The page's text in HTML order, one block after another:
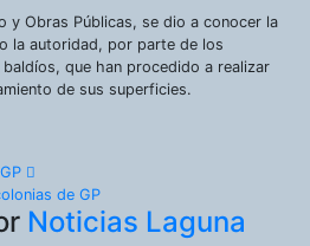
y Obras Públicas, se dio a conocer la
la autoridad, por parte de los
que han procedido a realizar
de sus superficies.
de GP
Noticias Laguna